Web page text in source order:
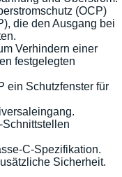
(OCP)
die den Ausgang bei
Verhindern einer
festgelegten
ein Schutzfenster für
C-Spezifikation.
Sicherheit.